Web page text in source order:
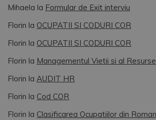
Mihaela la Formular de Exit interviu
Florin la OCUPATII SI CODURI COR
Florin la OCUPATII SI CODURI COR
Florin la Managementul Vietii si al
Florin la AUDIT HR
Florin la Cod COR
Florin la Clasificarea Ocupatiilor din